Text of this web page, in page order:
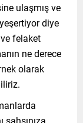
ulaşmış ve
diye
felaket
ne derece
olarak
şahsınıza